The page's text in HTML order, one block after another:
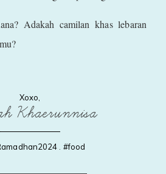
Adakah camilan khas lebaran
Xoxo,
Khaerunnisa
#food